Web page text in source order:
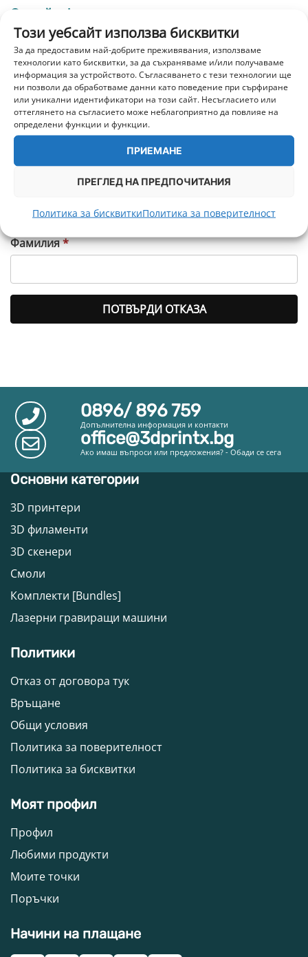
Този уебсайт използва бисквитки
За да предоставим най-добрите преживявания, използваме
технологии като бисквитки, за да съхраняваме и/или получаваме
информация за устройството. Съгласяването с тези технологии ще
ни позволи да обработваме данни като поведение при сърфиране
или уникални идентификатори на този сайт. Несъгласието или
оттеглянето на съгласието може неблагоприятно да повлияе на
определени функции и функции.
ПРИЕМАНЕ
ПРЕГЛЕД НА ПРЕДПОЧИТАНИЯ
Политика за бисквиткиПолитика за поверителност
Онлайн форма за отказ
Попълнете формата, за да заявите отказ онлайн.
Номер на поръчка*
Имейл*
Фамилия*
ПОТВЪРДИ ОТКАЗА
0896/ 896 759
Допълнителна информация и контакти
office@3dprintx.bg
Ако имаш въпроси или предложения? - Обади се сега
Основни категории
3D принтери
3D филаменти
3D скенери
Смоли
Комплекти [Bundles]
Лазерни гравиращи машини
Политики
Отказ от договора тук
Връщане
Общи условия
Политика за поверителност
Политика за бисквитки
Моят профил
Профил
Любими продукти
Моите точки
Поръчки
Начини на плащане